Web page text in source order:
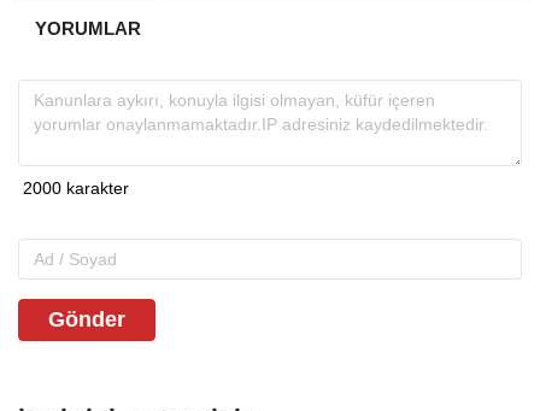
YORUMLAR
Gönder